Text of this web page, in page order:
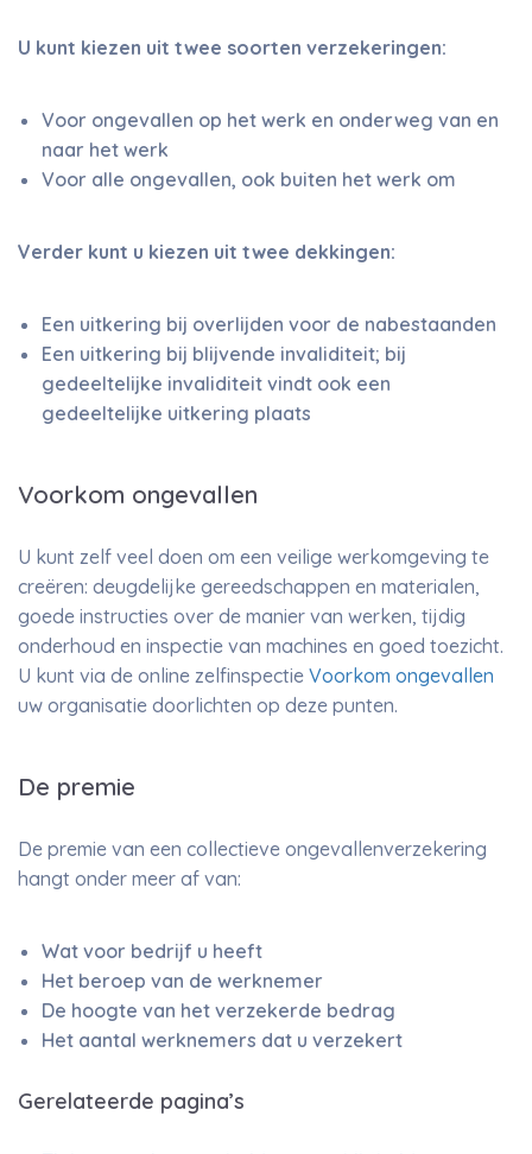
U kunt kiezen uit twee soorten verzekeringen:
Voor ongevallen op het werk en onderweg van en
naar het werk
Voor alle ongevallen, ook buiten het werk om
Verder kunt u kiezen uit twee dekkingen:
Een uitkering bij overlijden voor de nabestaanden
Een uitkering bij blijvende invaliditeit; bij
gedeeltelijke invaliditeit vindt ook een
gedeeltelijke uitkering plaats
Voorkom ongevallen
U kunt zelf veel doen om een veilige werkomgeving te
creëren: deugdelijke gereedschappen en materialen,
goede instructies over de manier van werken, tijdig
onderhoud en inspectie van machines en goed toezicht.
U kunt via de online zelfinspectie Voorkom ongevallen
uw organisatie doorlichten op deze punten.
De premie
De premie van een collectieve ongevallenverzekering
hangt onder meer af van:
Wat voor bedrijf u heeft
Het beroep van de werknemer
De hoogte van het verzekerde bedrag
Het aantal werknemers dat u verzekert
Gerelateerde pagina’s